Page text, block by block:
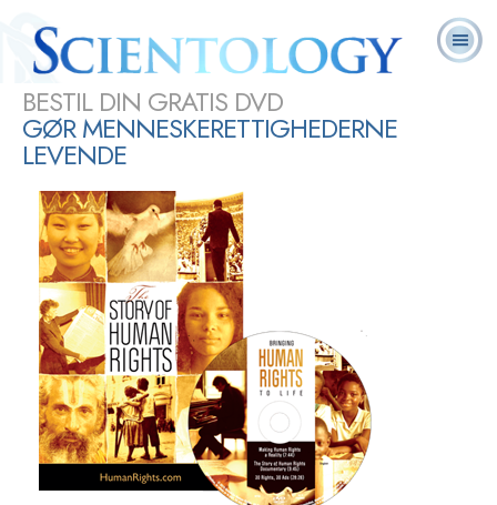
DEL
Hubbard
spørgsmål
Online-
kurser
BESTIL DIN GRATIS DVD
GØR MENNESKERETTIGHEDERNE
LEVENDE